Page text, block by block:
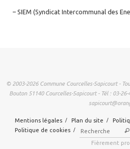
– SIEM (Syndicat Intercommunal des
© 2003-2026 Commune Courcelles-Sapicourt -
Bouton 51140 Courcelles-Sapicourt - Tél : 03-
Mentions légales Plan du site
Politique de cookies
Fièrement